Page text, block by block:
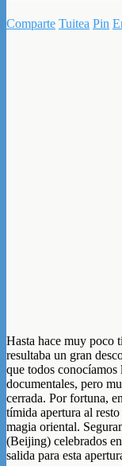
Comparte Tuitea Pin
Hasta hace muy poco
resultaba un gran
que todos
documentales, pero
cerrada. Por fortuna,
tímida apertura al
magia oriental.
(Beijing) celebrados
salida para esta